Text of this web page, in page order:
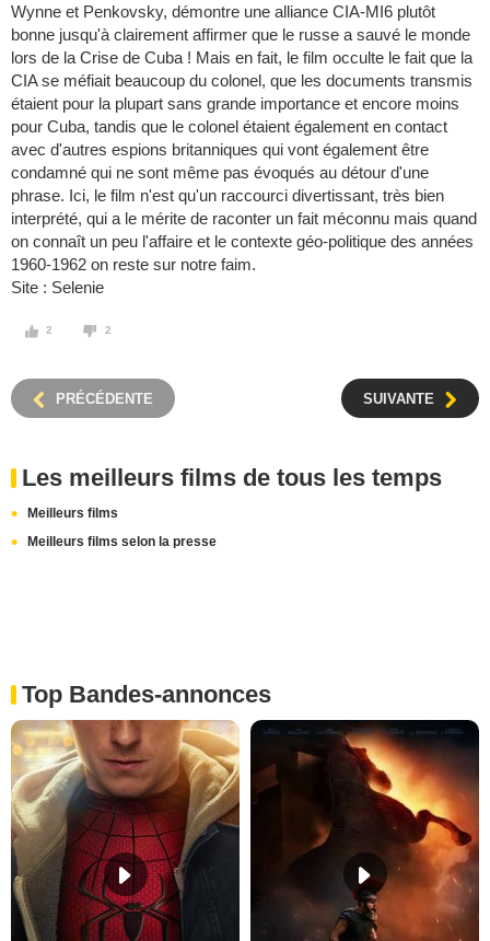
Wynne et Penkovsky, démontre une alliance CIA-MI6 plutôt
bonne jusqu'à clairement affirmer que le russe a sauvé le monde
lors de la Crise de Cuba ! Mais en fait, le film occulte le fait que la
CIA se méfiait beaucoup du colonel, que les documents transmis
étaient pour la plupart sans grande importance et encore moins
pour Cuba, tandis que le colonel étaient également en contact
avec d'autres espions britanniques qui vont également être
condamné qui ne sont même pas évoqués au détour d'une
phrase. Ici, le film n'est qu'un raccourci divertissant, très bien
interprété, qui a le mérite de raconter un fait méconnu mais quand
on connaît un peu l'affaire et le contexte géo-politique des années
1960-1962 on reste sur notre faim.
Site : Selenie
2 2
PRÉCÉDENTE SUIVANTE
Les meilleurs films de tous les temps
Meilleurs films
Meilleurs films selon la presse
Top Bandes-annonces